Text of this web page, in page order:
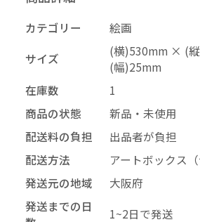
削除する
再審査する
カテゴリー
絵画
サイズ
(横)530mm × (
(幅)25mm
在庫数
1
商品の状態
新品・未使用
配送料の負担
出品者が負担
配送方法
アートボックス（
発送元の地域
大阪府
発送までの日
1~2日で発送
承認する